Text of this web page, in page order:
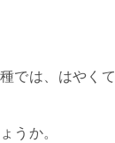
では、はやく
うか。